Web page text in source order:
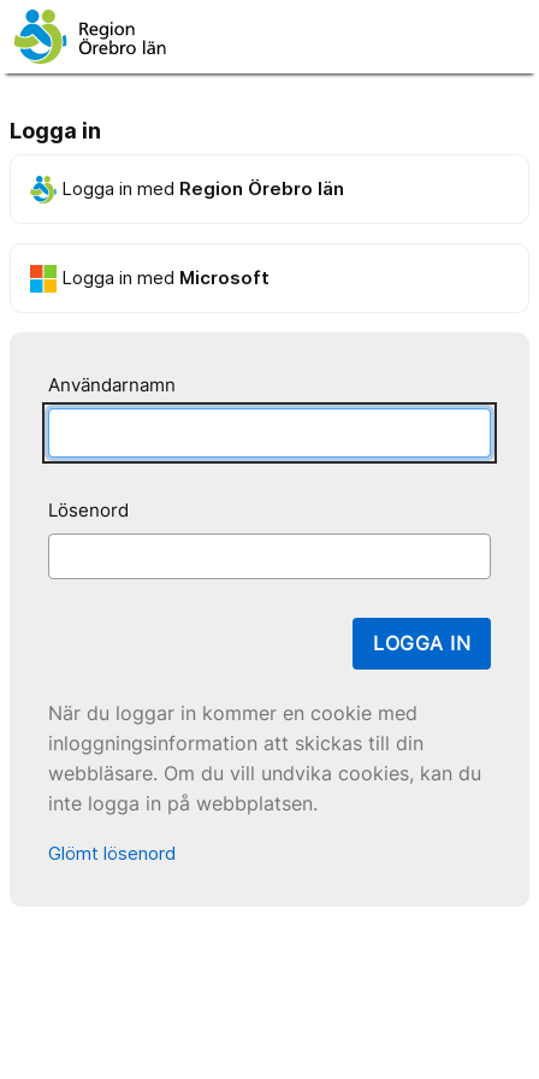
Logga in
Logga in med Region Örebro län
Logga in med Microsoft
Användarnamn
Lösenord
LOGGA IN
När du loggar in kommer en cookie med
inloggningsinformation att skickas till din
webbläsare. Om du vill undvika cookies, kan du
inte logga in på webbplatsen.
Glömt lösenord